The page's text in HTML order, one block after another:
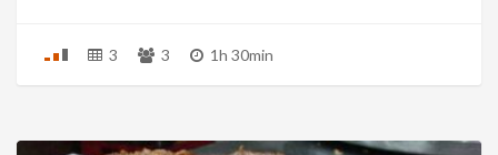
3 3 1h 30min